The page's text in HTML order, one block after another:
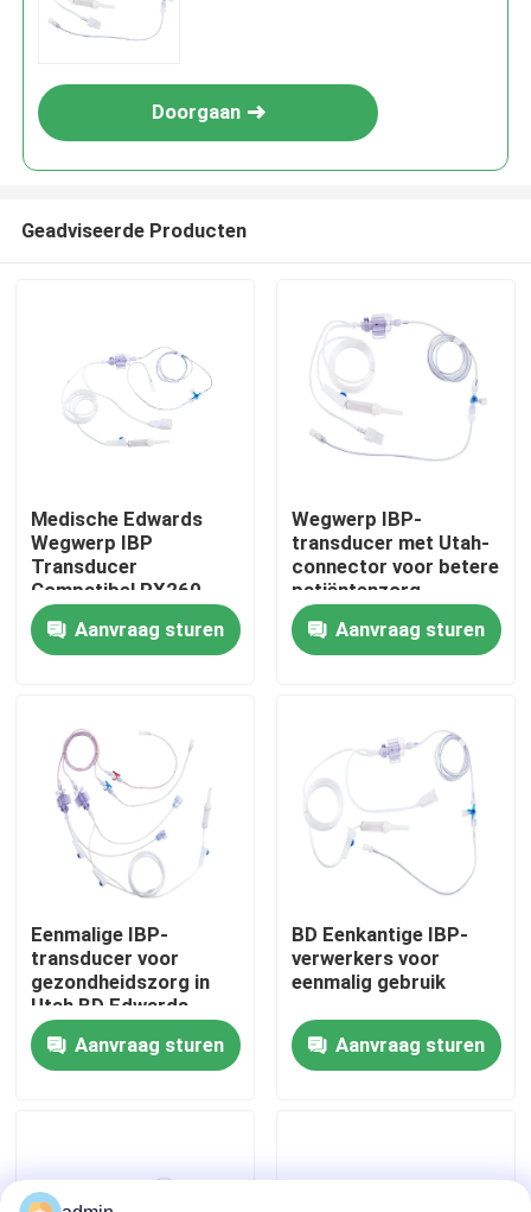
Thuis
Producten
Fabrieksreis
Kwaliteitscontrole
Contacteer ons
Vraag een offerte aan
Spo2-sensorkabel
Opnieuw te gebruiken spO2-sensor
Doorgaan
Geadviseerde Producten
Medische Edwards
Wegwerp IBP
Transducer
Compatibel PX260
PX600
Aanvraag sturen
Wegwerp IBP-
transducer met Utah-
connector voor betere
patiëntenzorg
Aanvraag sturen
Eenmalige IBP-
transducer voor
gezondheidszorg in
Utah BD Edwards
Medex B.Braun
Aanvraag sturen
BD Eenkantige IBP-
verwerkers voor
eenmalig gebruik
Aanvraag sturen